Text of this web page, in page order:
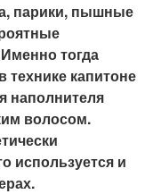
парики, пышные
тогда
капитоне
наполнителя
волосом.
используется и